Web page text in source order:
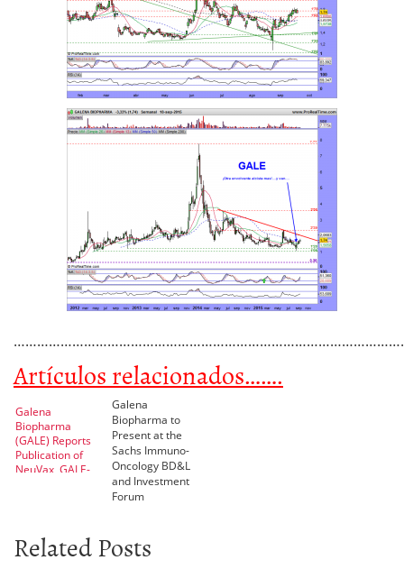
Artículos relacionados…….
Galena
Biopharma
(GALE) Reports
Publication of
NeuVax, GALE-
Galena
Biopharma to
Present at the
Sachs Immuno-
Oncology BD&L
and Investment
Forum
Related Posts